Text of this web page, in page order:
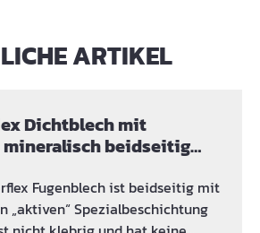
ARTIKEL
Dichtblech mit
mineralisch beidseitig
Fugenblech ist beidseitig mit
„aktiven“ Spezialbeschichtung